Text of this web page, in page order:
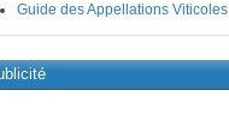
Guide des Appellations Viticoles